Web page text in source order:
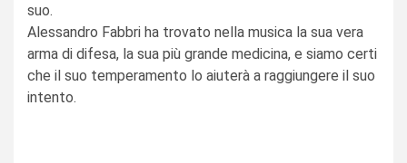
suo.
Alessandro Fabbri ha trovato nella musica la sua vera
arma di difesa, la sua più grande medicina, e siamo certi
che il suo temperamento lo aiuterà a raggiungere il suo
intento.